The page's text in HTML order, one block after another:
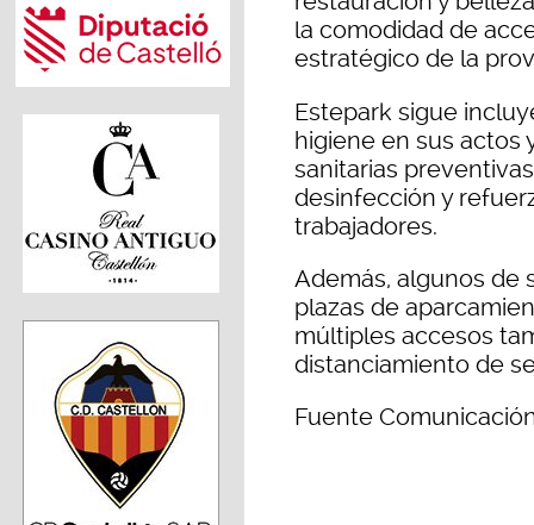
la comodidad de
estratégico de la
Estepark sigue
higiene en sus actos
sanitarias
desinfección y
trabajadores.
Además, algunos de
plazas de
múltiples accesos
distanciamiento de
Fuente